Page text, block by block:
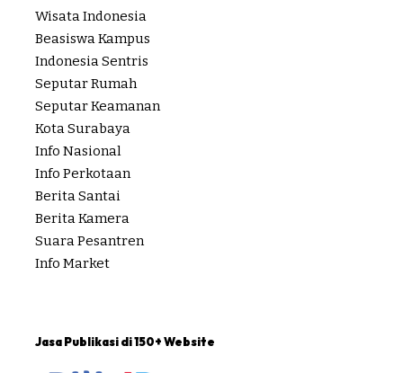
Wisata Indonesia
Beasiswa Kampus
Indonesia Sentris
Seputar Rumah
Seputar Keamanan
Kota Surabaya
Info Nasional
Info Perkotaan
Berita Santai
Berita Kamera
Suara Pesantren
Info Market
Jasa Publikasi di 150+ Website